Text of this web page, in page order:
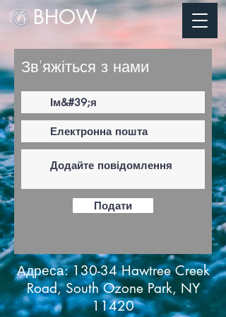
BHOW
Зв'яжіться з нами
Подати
Адреса: 130-34 Hawtree Creek
Road, South Ozone Park, NY
11420